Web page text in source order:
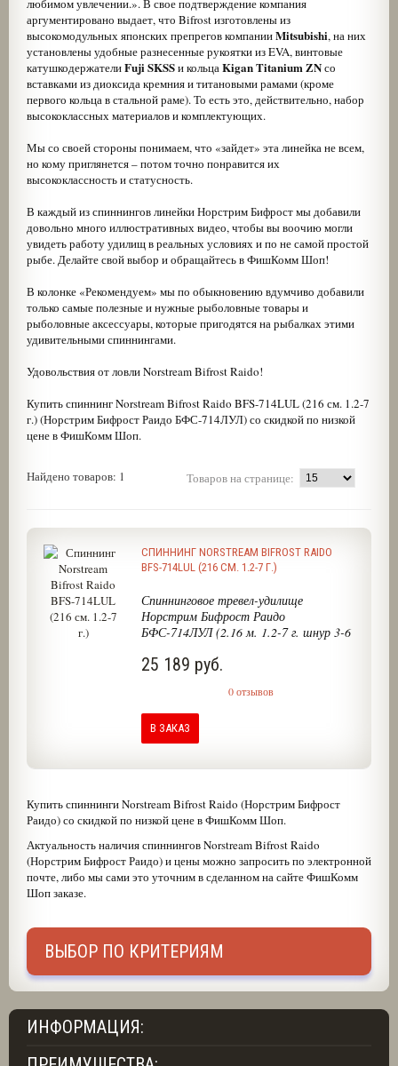
любимом увлечении.». В свое подтверждение компания
аргументировано выдает, что Bifrost изготовлены из
высокомодульных японских препрегов компанииMitsubishi, на них
установлены удобные разнесенные рукоятки из EVA, винтовые
катушкодержателиFuji SKSSи кольцаKigan Titanium ZNсо
вставками из диоксида кремния и титановыми рамами (кроме
первого кольца в стальной раме). То есть это, действительно, набор
высококлассных материалов и комплектующих.
Мы со своей стороны понимаем, что «зайдет» эта линейка не всем,
но кому приглянется – потом точно понравится их
высококлассность и статусность.
В каждый из спиннингов линейки Норстрим Бифрост мы добавили
довольно много иллюстративных видео, чтобы вы воочию могли
увидеть работу удилищ в реальных условиях и по не самой простой
рыбе. Делайте свой выбор и обращайтесь в ФишКомм Шоп!
В колонке «Рекомендуем» мы по обыкновению вдумчиво добавили
только самые полезные и нужные рыболовные товары и
рыболовные аксессуары, которые пригодятся на рыбалках этими
удивительными спиннингами.
Удовольствия от ловли Norstream Bifrost Raido!
Купить спиннинг Norstream Bifrost Raido BFS-714LUL (216 см. 1.2-7
г.) (Норстрим Бифрост Раидо БФС-714ЛУЛ) со скидкой по низкой
цене в ФишКомм Шоп.
Найдено товаров: 1 Товаров на странице:
СПИННИНГ NORSTREAM BIFROST RAIDO
BFS-714LUL (216 СМ. 1.2-7 Г.)
Спиннинговое тревел-удилище
Норстрим Бифрост Раидо
БФС-714ЛУЛ (2.16 м. 1.2-7 г. шнур 3-6
25 189 руб.
0 отзывов
В ЗАКАЗ
Купить спиннинги Norstream Bifrost Raido (Норстрим Бифрост
Раидо) со скидкой по низкой цене в ФишКомм Шоп.
Актуальность наличия спиннингов Norstream Bifrost Raido
(Норстрим Бифрост Раидо) и цены можно запросить по электронной
почте, либо мы сами это уточним в сделанном на сайте ФишКомм
Шоп заказе.
ВЫБОР ПО КРИТЕРИЯМ
ИНФОРМАЦИЯ: